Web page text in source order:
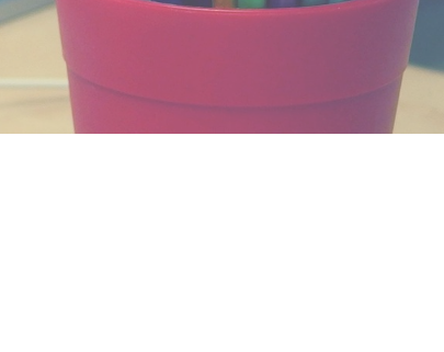
Prelistaj brošuro